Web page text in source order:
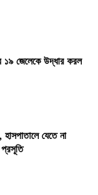
১৯ জেলেকে উদ্ধার করল
যেতে না
প্রসূতি